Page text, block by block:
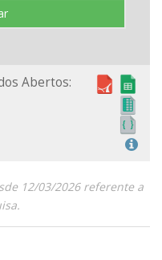
Abertos:
12/03/2026 referente a